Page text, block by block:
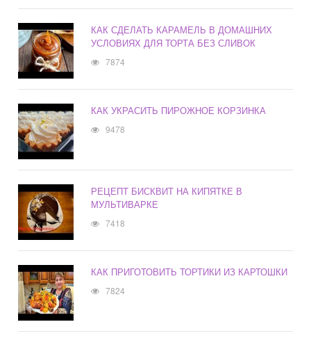
КАК СДЕЛАТЬ КАРАМЕЛЬ В ДОМАШНИХ
УСЛОВИЯХ ДЛЯ ТОРТА БЕЗ СЛИВОК
7874
КАК УКРАСИТЬ ПИРОЖНОЕ КОРЗИНКА
9478
РЕЦЕПТ БИСКВИТ НА КИПЯТКЕ В
МУЛЬТИВАРКЕ
7418
КАК ПРИГОТОВИТЬ ТОРТИКИ ИЗ КАРТОШКИ
7824